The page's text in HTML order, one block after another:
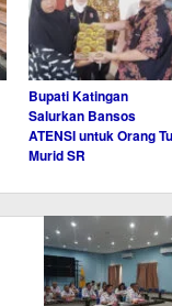
Bupati Katingan
Salurkan Bansos
ATENSI untuk Orang
Murid SR